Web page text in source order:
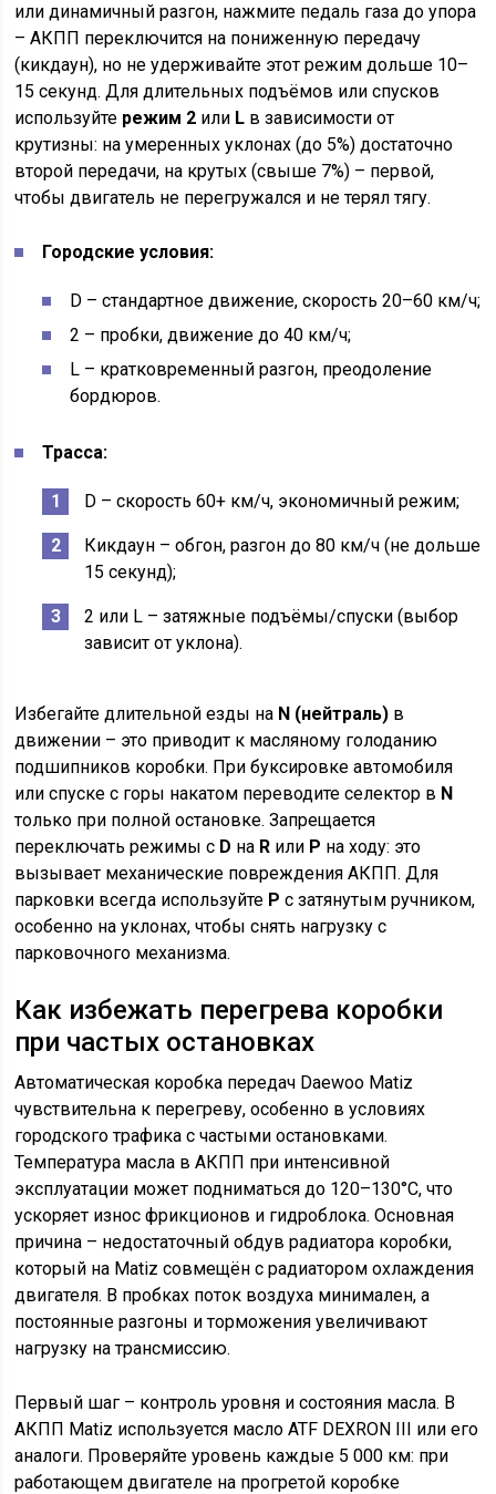
или динамичный разгон, нажмите педаль газа до упора
– АКПП переключится на пониженную передачу
(кикдаун), но не удерживайте этот режим дольше 10–
15 секунд. Для длительных подъёмов или спусков
используйте режим 2 или L в зависимости от
крутизны: на умеренных уклонах (до 5%) достаточно
второй передачи, на крутых (свыше 7%) – первой,
чтобы двигатель не перегружался и не терял тягу.
Городские условия:
D – стандартное движение, скорость 20–60 км/ч;
2 – пробки, движение до 40 км/ч;
L – кратковременный разгон, преодоление
бордюров.
Трасса:
D – скорость 60+ км/ч, экономичный режим;
Кикдаун – обгон, разгон до 80 км/ч (не дольше
15 секунд);
2 или L – затяжные подъёмы/спуски (выбор
зависит от уклона).
Избегайте длительной езды на N (нейтраль) в
движении – это приводит к масляному голоданию
подшипников коробки. При буксировке автомобиля
или спуске с горы накатом переводите селектор в N
только при полной остановке. Запрещается
переключать режимы с D на R или P на ходу: это
вызывает механические повреждения АКПП. Для
парковки всегда используйте P с затянутым ручником,
особенно на уклонах, чтобы снять нагрузку с
парковочного механизма.
Как избежать перегрева коробки
при частых остановках
Автоматическая коробка передач Daewoo Matiz
чувствительна к перегреву, особенно в условиях
городского трафика с частыми остановками.
Температура масла в АКПП при интенсивной
эксплуатации может подниматься до 120–130°C, что
ускоряет износ фрикционов и гидроблока. Основная
причина – недостаточный обдув радиатора коробки,
который на Matiz совмещён с радиатором охлаждения
двигателя. В пробках поток воздуха минимален, а
постоянные разгоны и торможения увеличивают
нагрузку на трансмиссию.
Первый шаг – контроль уровня и состояния масла. В
АКПП Matiz используется масло ATF DEXRON III или его
аналоги. Проверяйте уровень каждые 5 000 км: при
работающем двигателе на прогретой коробке